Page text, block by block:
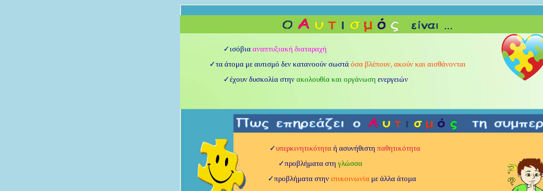
✓ισόβια αναπτυξιακή διαταραχή
✓τα άτομα με αυτισμό δεν κατανοούν σωστά όσα βλέπουν, ακούν και αισθάνονται
✓έχουν δυσκολία στην ακολουθία και οργάνωση ενεργειών
✓υπερκινητικότητα ή ασυνήθιστη παθητικότητα
✓προβλήματα στη γλώσσα
✓προβλήματα στην επικοινωνία με άλλα άτομα